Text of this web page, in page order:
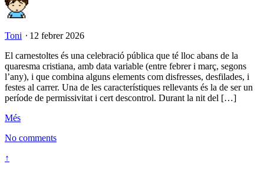
Toni ⋅ 12 febrer 2026
El carnestoltes és una celebració pública que té lloc abans de la
quaresma cristiana, amb data variable (entre febrer i març, segons
l’any), i que combina alguns elements com disfresses, desfilades, i
festes al carrer. Una de les característiques rellevants és la de ser un
període de permissivitat i cert descontrol. Durant la nit del […]
Més
No comments
↑